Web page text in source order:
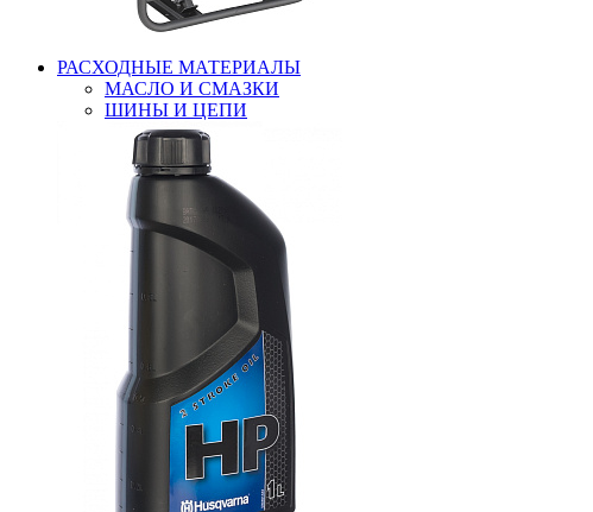
РАСХОДНЫЕ МАТЕРИАЛЫ
МАСЛО И СМАЗКИ
ШИНЫ И ЦЕПИ